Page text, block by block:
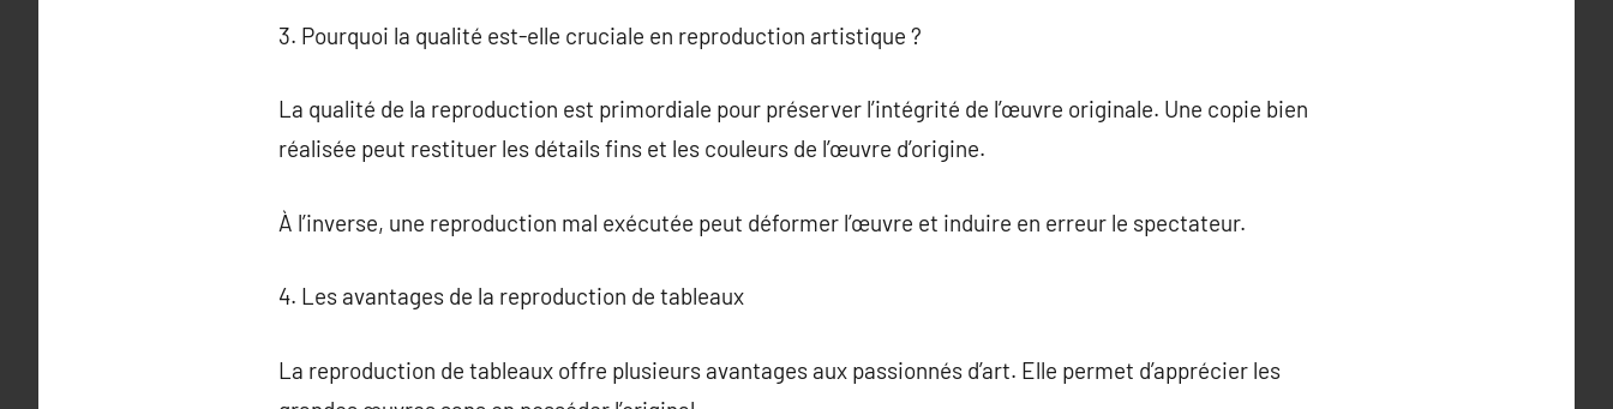
3. Pourquoi la qualité est-elle cruciale en reproduction artistique ?
La qualité de la reproduction est primordiale pour préserver l’intégrité de l’œuvre originale. Une copie bien
réalisée peut restituer les détails fins et les couleurs de l’œuvre d’origine.
À l’inverse, une reproduction mal exécutée peut déformer l’œuvre et induire en erreur le spectateur.
4. Les avantages de la reproduction de tableaux
La reproduction de tableaux offre plusieurs avantages aux passionnés d’art. Elle permet d’apprécier les